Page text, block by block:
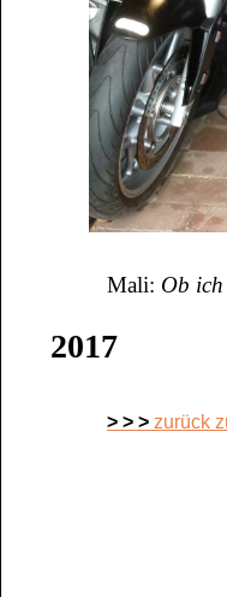
Mali: Ob
2017
> > > zurück